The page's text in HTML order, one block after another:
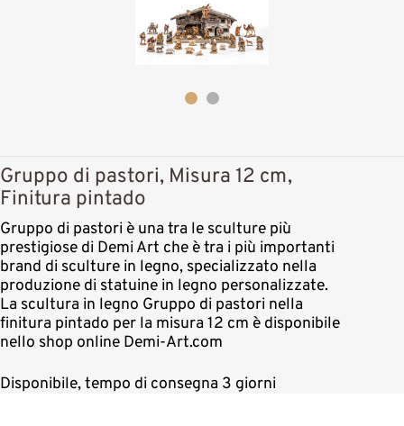
Gruppo di pastori, Misura 12 cm,
Finitura pintado
Gruppo di pastori è una tra le sculture più
prestigiose di Demi Art che è tra i più importanti
brand di sculture in legno, specializzato nella
produzione di statuine in legno personalizzate.
La scultura in legno Gruppo di pastori nella
finitura pintado per la misura 12 cm è disponibile
nello shop online Demi-Art.com
Disponibile, tempo di consegna 3 giorni